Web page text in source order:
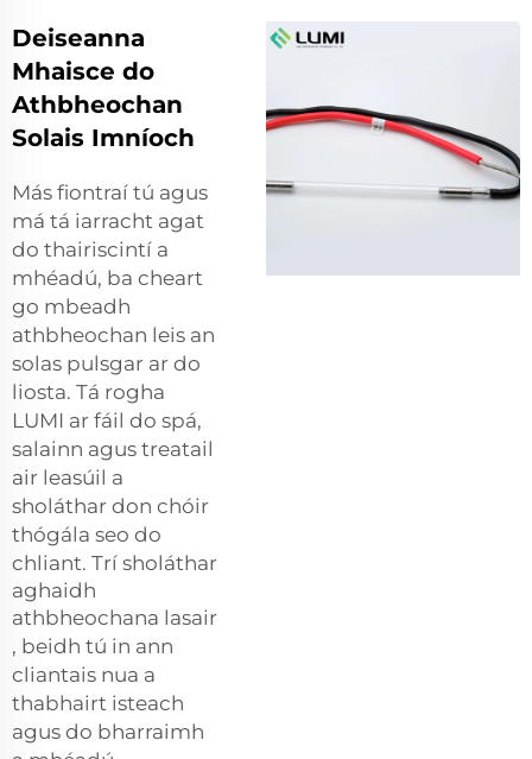
Deiseanna
Mhaisce do
Athbheochan
Solais Imníoch
Más fiontraí tú agus
má tá iarracht agat
do thairiscintí a
mhéadú, ba cheart
go mbeadh
athbheochan leis an
solas pulsgar ar do
liosta. Tá rogha
LUMI ar fáil do spá,
salainn agus treatail
air leasúil a
sholáthar don chóir
thógála seo do
chliant. Trí sholáthar
aghaidh
athbheochana lasair
, beidh tú in ann
cliantais nua a
thabhairt isteach
agus do bharraimh